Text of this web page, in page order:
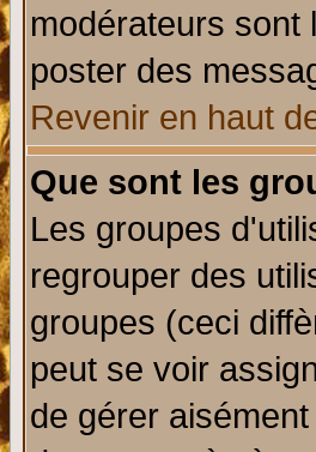
modérateurs
poster des
Revenir en haut
Que sont les
Les groupes
regrouper des
groupes (ceci
peut se voir
de gérer